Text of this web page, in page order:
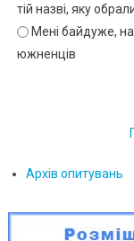
тій назві, яку
Мені байдуже,
южненців
Архів опитувань